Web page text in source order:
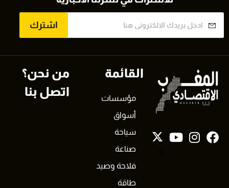
اشترك
القائمة
مؤسسات
أسواق
سياحة
صناعة
فلاحة وصيد
طاقة
من نحن؟
اتصل بنا